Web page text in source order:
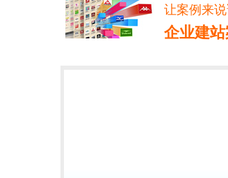
让案例来
企业建站